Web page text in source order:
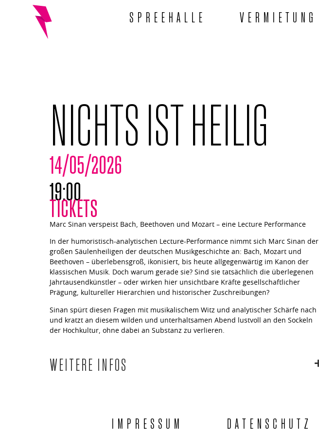
SPREEHALLE VERMIETUNG
NICHTS IST HEILIG
14/05/2026
19:00
TICKETS
Marc Sinan verspeist Bach, Beethoven und Mozart – eine Lecture Performance
In der humoristisch-analytischen Lecture-Performance nimmt sich Marc Sinan der
großen Säulenheiligen der deutschen Musikgeschichte an: Bach, Mozart und
Beethoven – überlebensgroß, ikonisiert, bis heute allgegenwärtig im Kanon der
klassischen Musik. Doch warum gerade sie? Sind sie tatsächlich die überlegenen
Jahrtausendkünstler – oder wirken hier unsichtbare Kräfte gesellschaftlicher
Prägung, kultureller Hierarchien und historischer Zuschreibungen?
Sinan spürt diesen Fragen mit musikalischem Witz und analytischer Schärfe nach
und kratzt an diesem wilden und unterhaltsamen Abend lustvoll an den Sockeln
der Hochkultur, ohne dabei an Substanz zu verlieren.
WEITERE INFOS
IMPRESSUM DATENSCHUTZ